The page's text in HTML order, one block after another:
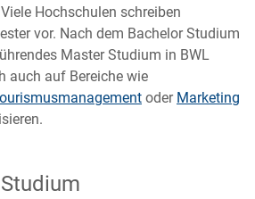
Hochschulen schreiben
vor. Nach dem Bachelor Studium
Master Studium in BWL
auch auf Bereiche wie
oder Marketing